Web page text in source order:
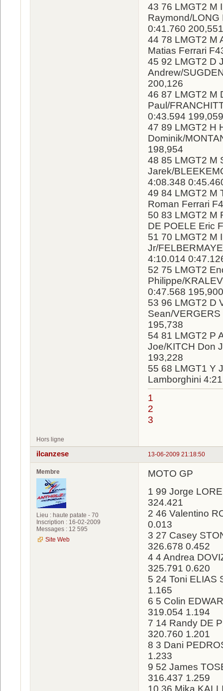
43 76 LMGT2 M
Raymond/
0:41.760 200,551
44 78 LMGT2 M
Matias Ferrari
45 92 LMGT2 D
Andrew/
200,126
46 87 LMGT2 M
Paul/
0:43.594 199,059
47 89 LMGT2 H
Dominik/
198,954
48 85 LMGT2 M
Jarek/
4:08.348
49 84 LMGT2 M
Roman Ferrari
50 83 LMGT2 M
DE POELE Eric
51 70 LMGT2 M
Jr/
4:10.014
52 75 LMGT2
Philippe/
0:47.568 195,900
53 96 LMGT2 D
Sean/
195,738
54 81 LMGT2 P
Joe/KITCH Don
193,228
55 68 LMGT1 Y
Lamborghini
1
2
3
Hors ligne
13-06-2009 21:18:50
ilcanzese
Membre
Lieu : haute patate - 70
Inscription : 16-02-2009
Messages : 12 595
Site Web
MOTO GP
1 99 Jorge
324.421
2 46 Valentino
0.013
3 27 Casey
326.678 0.452
4 4 Andrea
325.791 0.620
5 24 Toni ELIAS
1.165
6 5 Colin
319.054 1.194
7 14 Randy DE
320.760 1.201
8 3 Dani
1.233
9 52 James
316.437 1.259
10 36 Mika